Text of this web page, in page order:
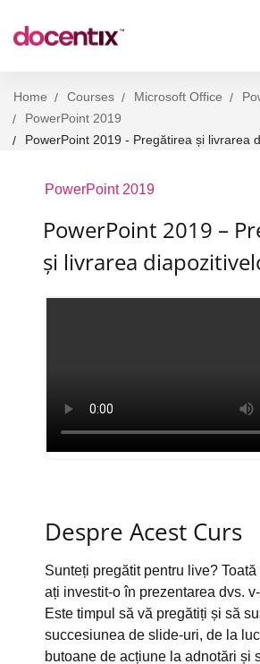
Home Courses Microsoft Office
PowerPoint 2019
PowerPoint 2019 - Pregătirea și livrarea
PowerPoint 2019
PowerPoint 2019 –
și livrarea
Despre Acest Curs
Sunteți pregătit pentru live?
ați investit-o în prezentarea dvs.
Este timpul să vă pregătiți și să
succesiunea de slide-uri, de la
butoane de acțiune la adnotări și